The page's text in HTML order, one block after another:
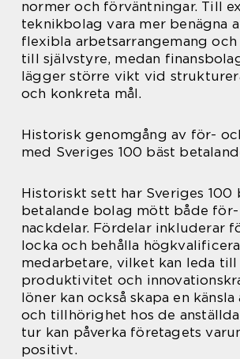
normer och förväntningar. Till
teknikbolag vara mer benägna
flexibla arbetsarrangemang
till självstyre, medan
lägger större vikt vid
och konkreta mål.
Historisk genomgång av för-
med Sveriges 100 bäst
Historiskt sett har Sveriges 100
betalande bolag mött både
nackdelar. Fördelar inkluderar
locka och behålla
medarbetare, vilket kan leda till
produktivitet och
löner kan också skapa en
och tillhörighet hos de
tur kan påverka företagets
positivt.